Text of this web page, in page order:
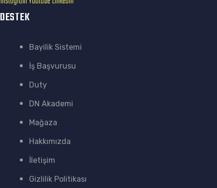
DESTEK
Bayilik Sistemi
İş Başvurusu
Duty
DN Akademi
Mağaza
Hakkımızda
İletişim
Gizlilik Politikası